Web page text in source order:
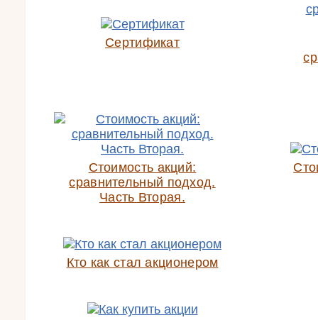
Сертификат
Стоимость акций:
сравнительный подход.
Часть Вторая.
Кто как стал акционером